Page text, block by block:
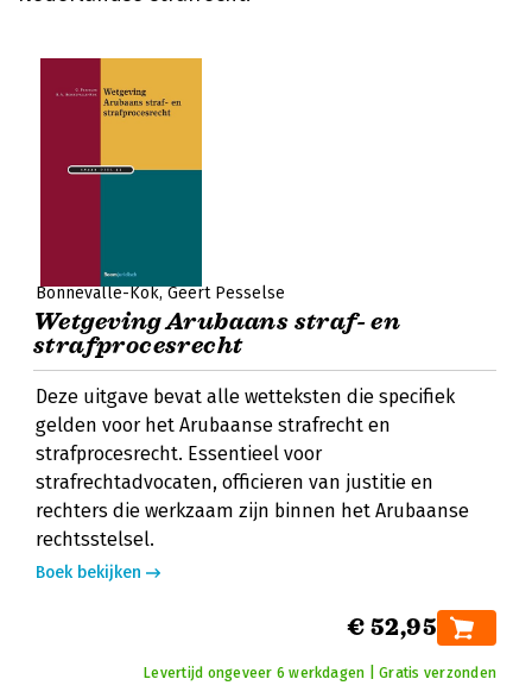
Bonnevalle-Kok Geert Pesselse
Wetgeving Arubaans straf- en
strafprocesrecht
Deze uitgave bevat alle wetteksten die specifiek
gelden voor het Arubaanse strafrecht en
strafprocesrecht. Essentieel voor
strafrechtadvocaten, officieren van justitie en
rechters die werkzaam zijn binnen het Arubaanse
rechtsstelsel.
Boek bekijken
€ 52,95
Levertijd ongeveer 6 werkdagen | Gratis verzonden